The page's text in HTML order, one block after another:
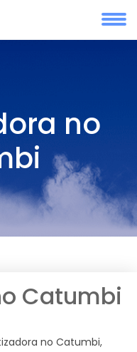
no
Catumbi
no Catumbi,